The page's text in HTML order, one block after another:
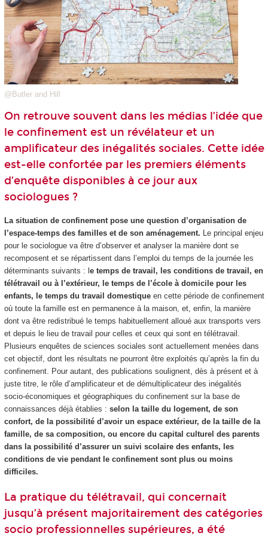
@Butler and Hill
On retrouve souvent dans les médias l’idée que
le confinement est un révélateur et un
amplificateur des inégalités sociales. Cette idée
est-elle confortée par les premiers éléments
d’enquête disponibles à ce jour aux
sociologues ?
La situation de confinement pose une question d’organisation de
l’espace-temps des familles et de son aménagement. Le principal enjeu
pour le sociologue va être d’observer et analyser la manière dont se
recomposent et se répartissent dans l’emploi du temps de la journée les
déterminants suivants : le temps de travail, les conditions de travail, en
télétravail ou à l’extérieur, le temps de l’école à domicile pour les
enfants, le temps du travail domestiqueen cette période de confinement
où toute la famille est en permanence à la maison, et, enfin, la manière
dont va être redistribué le temps habituellement alloué aux transports vers
et depuis le lieu de travail pour celles et ceux qui sont en télétravail.
Plusieurs enquêtes de sciences sociales sont actuellement menées dans
cet objectif, dont les résultats ne pourront être exploités qu’après la fin du
confinement. Pour autant, des publications soulignent, dès à présent et à
juste titre, le rôle d’amplificateur et de démultiplicateur des inégalités
socio-économiques et géographiques du confinement sur la base de
connaissances déjà établies : selon la taille du logement, de son
confort, de la possibilité d’avoir un espace extérieur, de la taille de la
famille, de sa composition, ou encore du capital culturel des parents
dans la possibilité d’assurer un suivi scolaire des enfants, les
conditions de vie pendant le confinement sont plus ou moins
difficiles.
La pratique du télétravail, qui concernait
jusqu’à présent majoritairement des catégories
socio professionnelles supérieures, a été